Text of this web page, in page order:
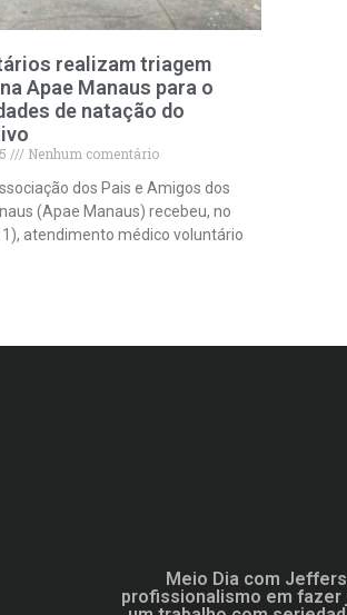
realizam triagem
Apae Manaus para o
de natação do
Nenhum comentário
dos Pais e Amigos dos
(Apae Manaus) recebeu, no
atendimento médico voluntário
Meio Dia com
profissionalismo em fazer